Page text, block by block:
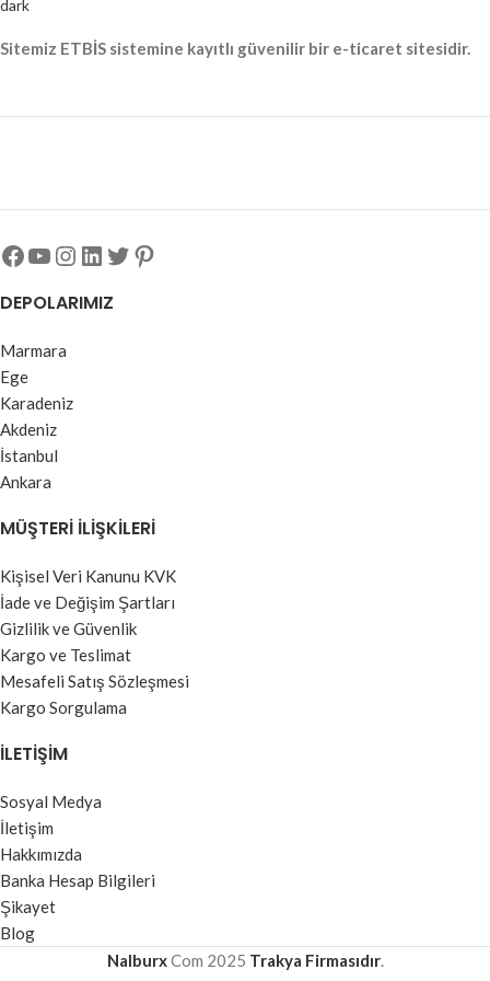
renkte yanarak dekoratif ve yön
Sitemiz ETBİS sistemine kayıtlı güvenilir bir e-ticaret sitesidir.
DEPOLARIMIZ
Marmara
Ege
Karadeniz
Akdeniz
İstanbul
Ankara
MÜŞTERI İLIŞKILERI
Kişisel Veri Kanunu KVK
İade ve Değişim Şartları
Gizlilik ve Güvenlik
Kargo ve Teslimat
Mesafeli Satış Sözleşmesi
Kargo Sorgulama
İLETIŞIM
Sosyal Medya
İletişim
Hakkımızda
Banka Hesap Bilgileri
Şikayet
Blog
NalburxCom 2025 Trakya Firmasıdır.